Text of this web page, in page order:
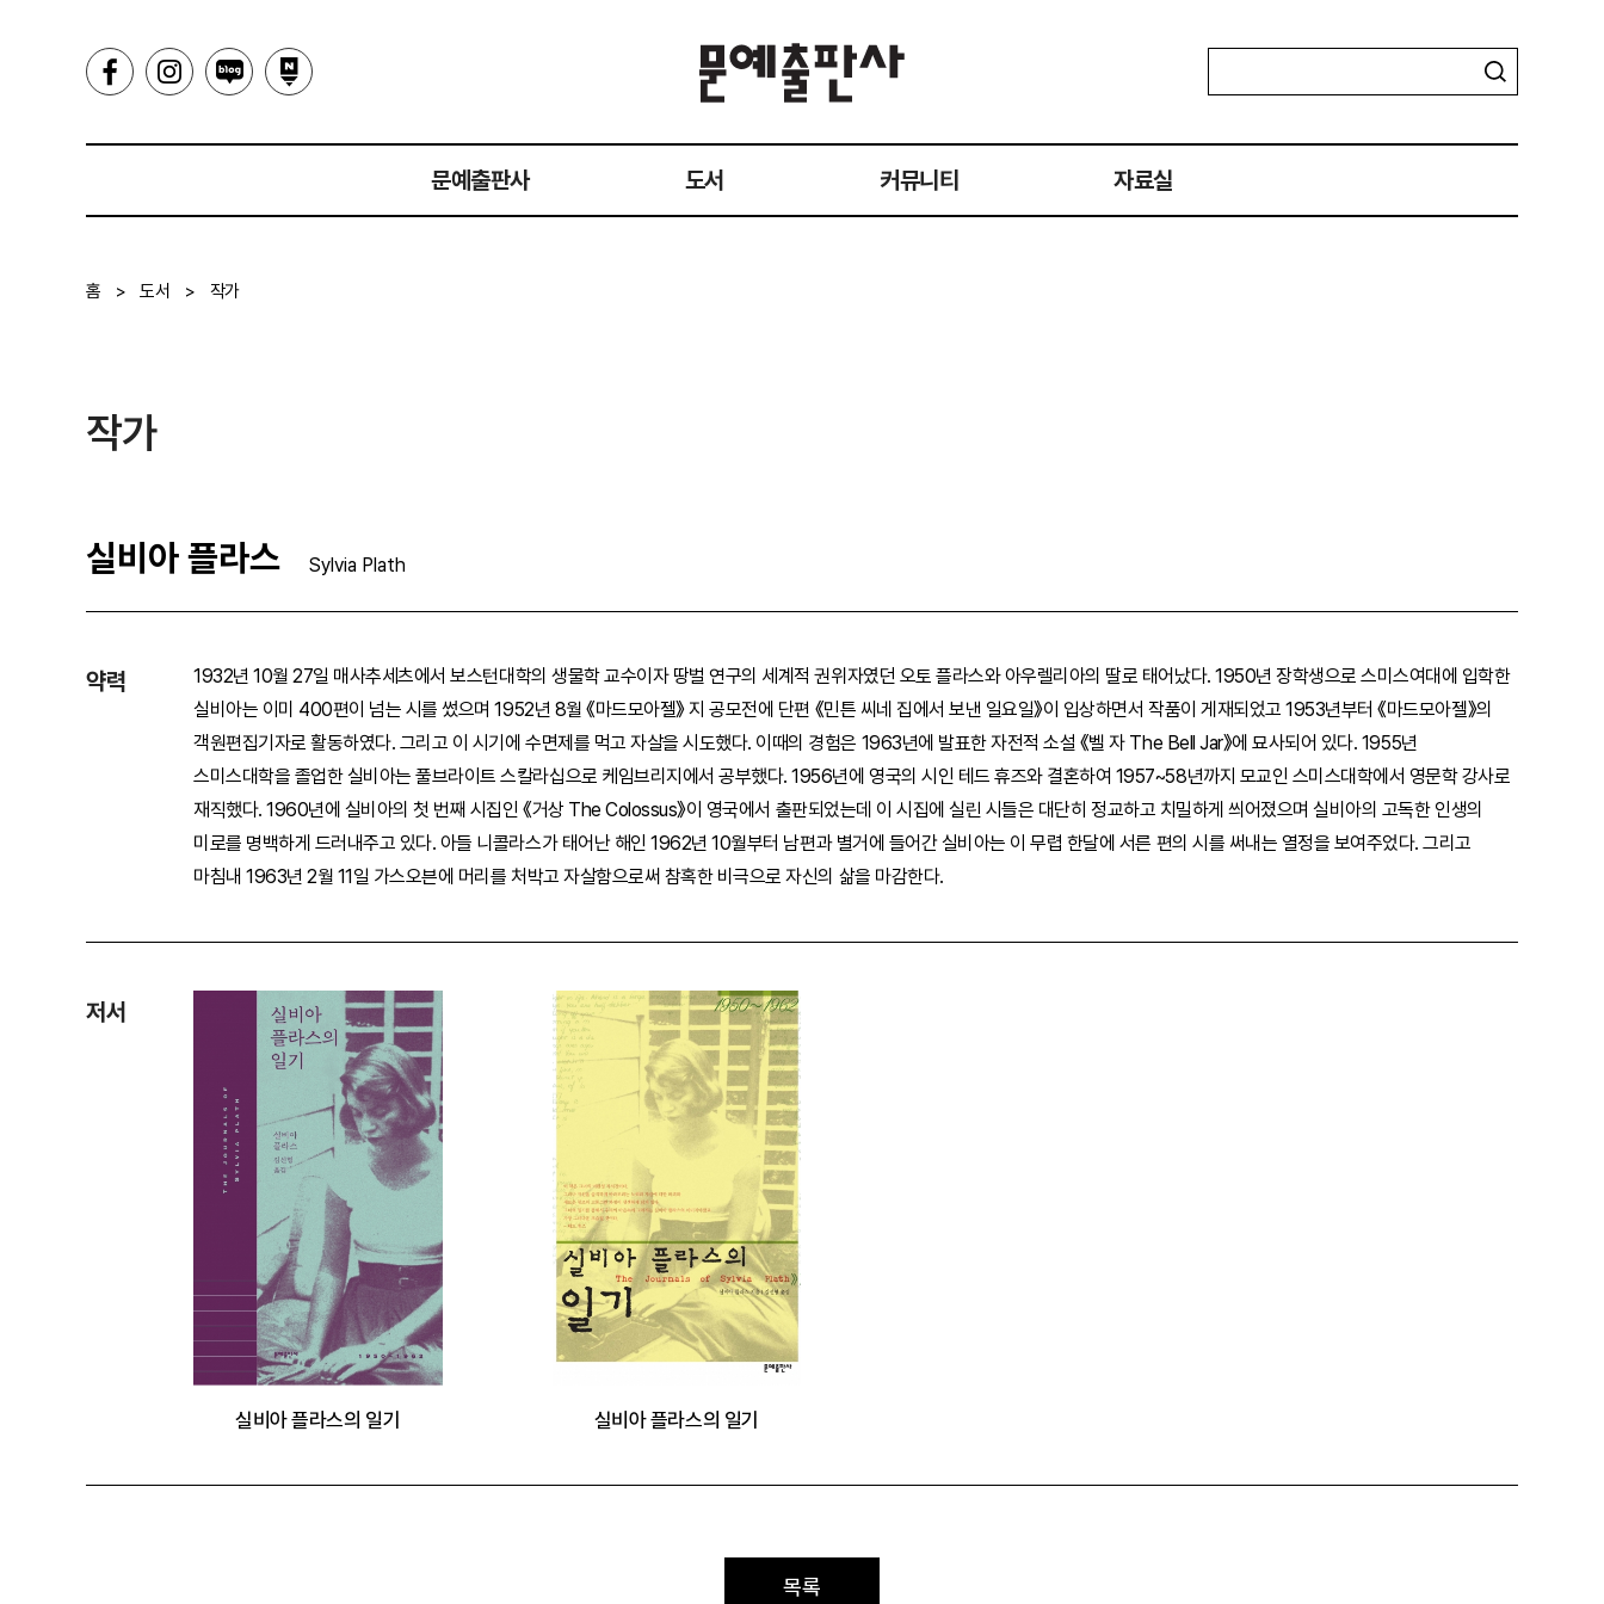
문예출판사 도서 커뮤니티 자료실
홈 > 도서 > 작가
작가
실비아 플라스 Sylvia Plath
약력
1932년 10월 27일 매사추세츠에서 보스턴대학의 생물학 교수이자 땅벌 연구의 세계적 권위자였던 오토 플라스와 아우렐리아의 딸로 태어났다. 1950년 장학생으로 스미스여대에 입학한
실비아는 이미 400편이 넘는 시를 썼으며 1952년 8월 《마드모아젤》 지 공모전에 단편 《민튼 씨네 집에서 보낸 일요일》이 입상하면서 작품이 게재되었고 1953년부터 《마드모아젤》의
객원편집기자로 활동하였다. 그리고 이 시기에 수면제를 먹고 자살을 시도했다. 이때의 경험은 1963년에 발표한 자전적 소설 《벨 자 The Bell Jar》에 묘사되어 있다. 1955년
스미스대학을 졸업한 실비아는 풀브라이트 스칼라십으로 케임브리지에서 공부했다. 1956년에 영국의 시인 테드 휴즈와 결혼하여 1957~58년까지 모교인 스미스대학에서 영문학 강사로
재직했다. 1960년에 실비아의 첫 번째 시집인 《거상 The Colossus》이 영국에서 출판되었는데 이 시집에 실린 시들은 대단히 정교하고 치밀하게 씌어졌으며 실비아의 고독한 인생의
미로를 명백하게 드러내주고 있다. 아들 니콜라스가 태어난 해인 1962년 10월부터 남편과 별거에 들어간 실비아는 이 무렵 한달에 서른 편의 시를 써내는 열정을 보여주었다. 그리고
마침내 1963년 2월 11일 가스오븐에 머리를 처박고 자살함으로써 참혹한 비극으로 자신의 삶을 마감한다.
저서
실비아 플라스의 일기 실비아 플라스의 일기
목록